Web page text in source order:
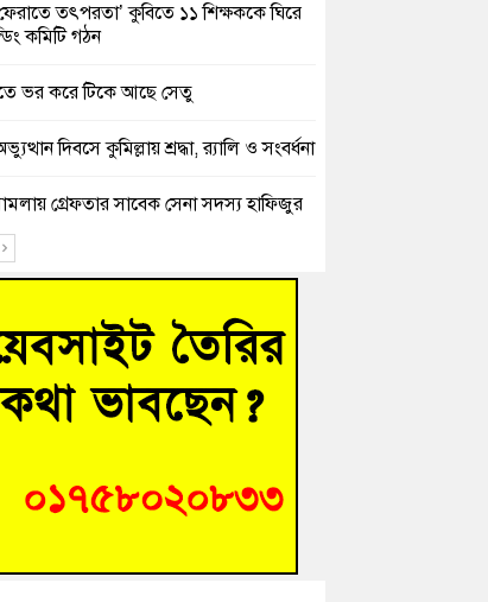
ফেরাতে তৎপরতা’ কুবিতে ১১ শিক্ষককে ঘিরে
কমিটি গঠন
ভর করে টিকে আছে সেতু
দিবসে কুমিল্লায় শ্রদ্ধা, র‍্যালি ও সংবর্ধনা
গ্রেফতার সাবেক সেনা সদস্য হাফিজুর
জামিনে মুক্ত
দেখতে গিয়ে মেডিকেলের ক্যান্টিনে
নারীর জমি দখল ও জীবননাশের হুমকির
গণঅভ্যুত্থান দিবস উদযাপন উপলক্ষে